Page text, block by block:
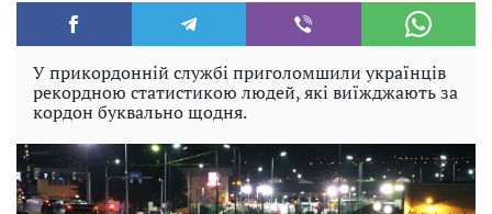
У прикордонній службі приголомшили українців
рекордною статистикою людей, які виїжджають за
кордон буквально щодня.